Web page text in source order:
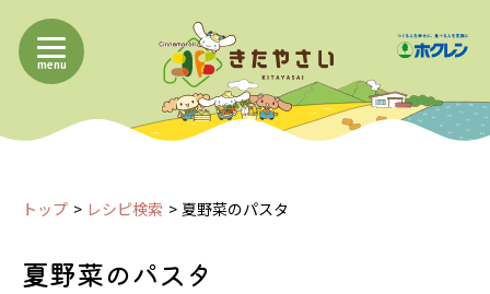
menu
トップ レシピ検索 夏野菜のパスタ
夏野菜のパスタ